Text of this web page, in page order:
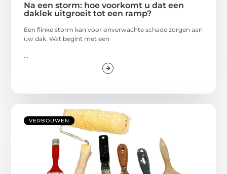
Na een storm: hoe voorkomt u dat een
daklek uitgroeit tot een ramp?
Een flinke storm kan voor onverwachte schade zorgen aan
uw dak. Wat begint met een
VERBOUWEN